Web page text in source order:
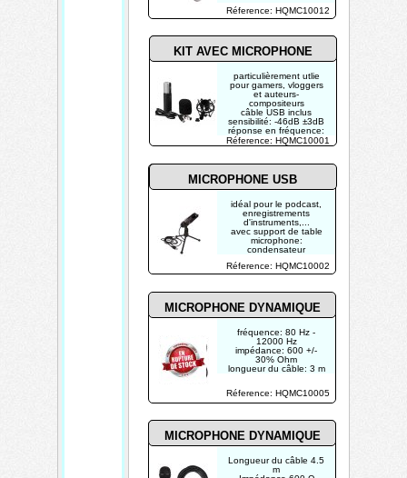
Réference: HQMC10005
fréquence: 80 Hz -
12000 Hz
impédance: 600 +/-
30% Ohm
longueur du câble: 3 m
XLR
couleur: noir
MICROPHONE DYNAMIQUE
Réference: HQMC10002
MICROPHONE DYNAMIQUE
Longueur du câble 4.5
m
particulièrement utlie
pour gamers, vloggers
et auteurs-
compositeurs
câble USB inclus
sensibilité: -46dB ±3dB
réponse en fréquence:
20 Hz - 16 kHz
Réference: HQMC10001
KIT AVEC MICROPHONE
idéal pour le podcast,
enregistrements
d'instruments,...
avec support de table
microphone:
condensateur
omnidirectionnel
sensibilité: -38 ± 3 dB
MICROPHONE USB
Réference: HQMC10012